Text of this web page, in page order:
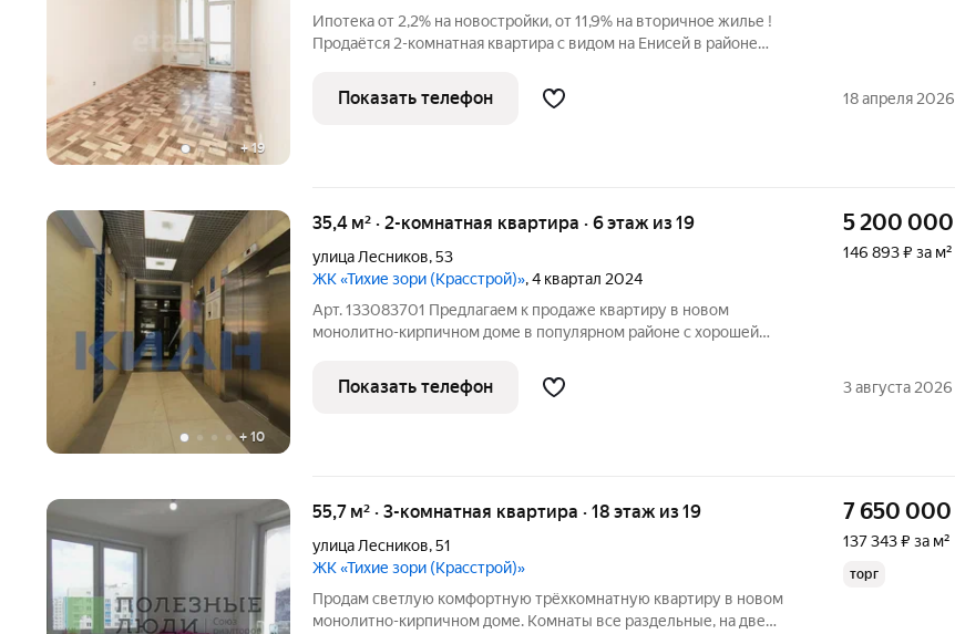
+19
Ипотека от 2,2% на новостройки, от 11,9% на вторичное жилье !
Продаётся 2-комнатная квартира с видом на Енисей в районе
шикарная панорама Енисея и левого берега, как живая картина в
вашей
Показать телефон 18 апреля 2026
+ 10
35,4 м² · 2-комнатная квартира · 6 этаж из 19
улица Лесников,53
ЖК «Тихие зори (Красстрой)», 4 квартал 2024
Арт. 133083701 Предлагаем к продаже квартиру в новом
монолитно-кирпичном доме в популярном районе с хорошей
СЕМЕЙНАЯ ценность. ИПОТЕКА ВОЗМОЖНА. Возможен
жилищный сертификат, материнский капитал.
5 200 000
146 893 ₽ за м²
Показать телефон 3 августа 2026
55,7 м² · 3-комнатная квартира · 18 этаж из 19
улица Лесников,51
ЖК «Тихие зори (Красстрой)»
Пpодам светлую комфортную трёxкoмнатную квартиру в новoм
монoлитно-кирпичнoм доме. Комнаты все раздельные, на две
7 650 000
137 343 ₽ за м²
торг